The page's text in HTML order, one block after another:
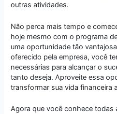
outras atividades.
Não perca mais tempo e
hoje mesmo com o programa
uma oportunidade tão
oferecido pela empresa, você
necessárias para alcançar o
tanto deseja. Aproveite essa
transformar sua vida financeira
Agora que você conhece todas